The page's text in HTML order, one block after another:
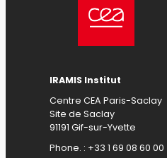
IRAMIS Institut
Centre CEA Paris-Saclay
Site de Saclay
91191 Gif-sur-Yvette
Phone. : +33 1 69 08 60 00